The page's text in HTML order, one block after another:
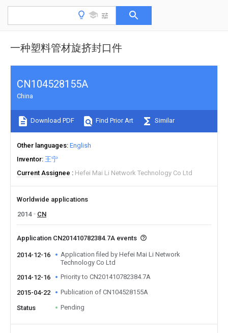
一种塑料管材旋挤封口件
CN104528155A
China
Download PDF Find Prior Art Similar
Other languages English
Inventor 王宁
Current Assignee
Hefei Mai Li Network Technology Co Ltd
Worldwide applications
2014
CN
Application CN201410782384.7A events
2014-12-16
Application filed by Hefei Mai Li Network
Technology Co Ltd
2014-12-16
Priority to CN201410782384.7A
2015-04-22 Publication of CN104528155A
Status Pending